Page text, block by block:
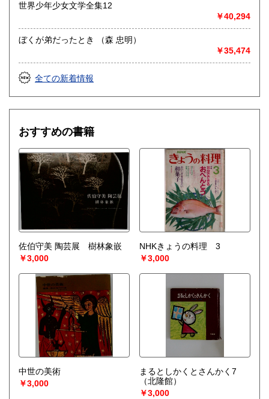
世界少年少女文学全集12
￥40,294
ぼくが弟だったとき （森 忠明）
￥35,474
全ての新着情報
おすすめの書籍
佐伯守美 陶芸展 樹林象嵌
￥3,000
NHKきょうの料理 3
￥3,000
中世の美術
￥3,000
まるとしかくとさんかく7
（北隆館）
￥3,000